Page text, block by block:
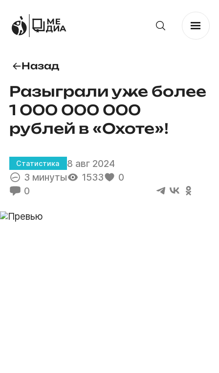
Назад
Разыграли уже более
1 000 000 000
рублей в «Охоте»!
Статистика
8 авг 2024
3 минуты
1533
0
0